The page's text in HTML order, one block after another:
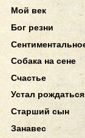
Мой век
Бог резни
Собака на сене
Счастье
Устал
Старший сын
Занавес